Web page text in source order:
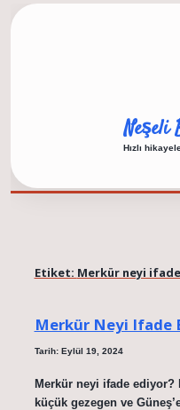
Neşeli
Hızlı
Etiket: Merkür neyi
Merkür Neyi Ifade
Tarih: Eylül 19, 2024
Merkür neyi ifade
küçük gezegen ve